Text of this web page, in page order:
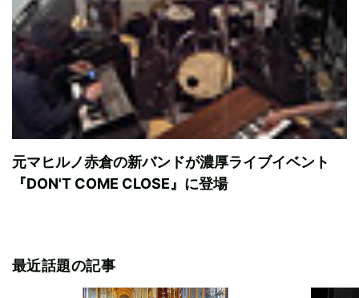
元マヒルノ赤倉の新バンドが濃厚ライブイベント
『DON'T COME CLOSE』に登場
最近話題の記事